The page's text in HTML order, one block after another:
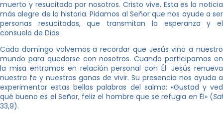
muerto y resucitado por nosotros. Cristo vive. Esta es la noticia
más alegre de la historia. Pidamos al Señor que nos ayude a ser
personas resucitadas, que transmitan la esperanza y el
consuelo de Dios.
Cada domingo volvemos a recordar que Jesús vino a nuestro
mundo para quedarse con nosotros. Cuando participamos en
la misa entramos en relación personal con Él. Jesús renueva
nuestra fe y nuestras ganas de vivir. Su presencia nos ayuda a
experimentar estas bellas palabras del salmo: «Gustad y ved
qué bueno es el Señor, feliz el hombre que se refugia en Él» (Sal
33,9).